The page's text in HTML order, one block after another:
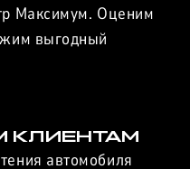
Максимум. Оценим
выгодный
КЛИЕНТАМ
автомобиля